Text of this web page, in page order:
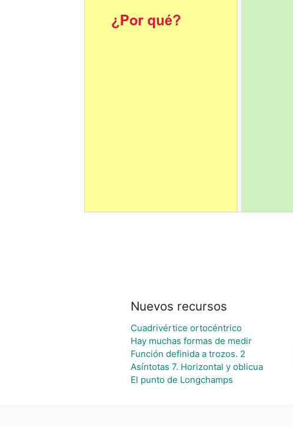
Nuevos recursos
Cuadrivértice ortocéntrico
Hay muchas formas de medir
Función definida a trozos. 2
Asíntotas 7. Horizontal y oblicua
El punto de Longchamps